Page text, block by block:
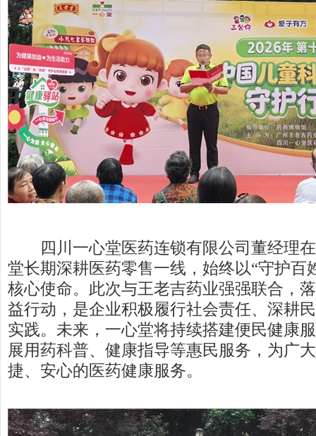
四川一心堂医药连锁有限公司董经理在
堂长期深耕医药零售一线，始终以“守护百
核心使命。此次与王老吉药业强强联合，
益行动，是企业积极履行社会责任、深耕
实践。未来，一心堂将持续搭建便民健康
展用药科普、健康指导等惠民服务，为广
捷、安心的医药健康服务。